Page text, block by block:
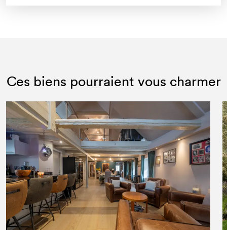
Ces biens pourraient vous charmer